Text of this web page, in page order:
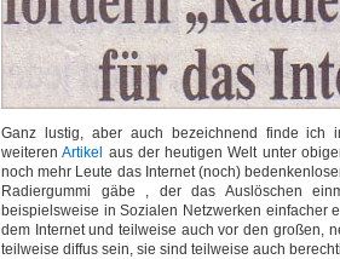
Ganz lustig, aber auch bezeichnend finde ich
weiterenArtikel
aus der heutigen Welt unter
noch mehr Leute das Internet (noch)
Radiergummi gäbe , der das Auslöschen
beispielsweise in Sozialen Netzwerken einfacher
dem Internet und teilweise auch vor den großen,
teilweise diffus sein, sie sind teilweise auch